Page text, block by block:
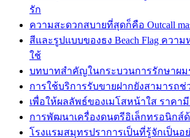
รัก
ความสะดวกสบายที่สุดก็คือ Outcall
สีและรูปแบบของธง Beach Flag ควา
ใช้
บทบาทสำคัญในกระบวนการรักษาผม
การใช้บริการรับขายฝากยังสามารถ
เพื่อให้ผลลัพธ์ของเมโสหน้าใส ราคา
การพัฒนาเครื่องดนตรีอิเล็กทรอนิกส์ด้
โรงแรมสมุทรปราการเป็นที่รู้จักเป็นอ